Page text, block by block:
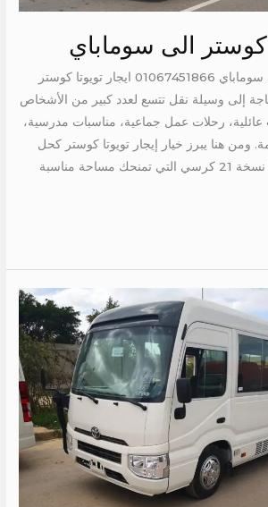
كوستر الى سوماباي
ايجار تويوتا كوستر الى سوماباي 01067451866 ايجار تويوتا كوستر
إلى وسيلة نقل تتسع لعدد كبير من الأشخاص
رحلات عمل جماعية، مناسبات مدرسية،
ومن هنا يبرز خيار إيجار تويوتا كوستر كحل
مريح وعملي، خصوصًا نسخة 21 كرسي التي تمنحك مساحة مناسبة